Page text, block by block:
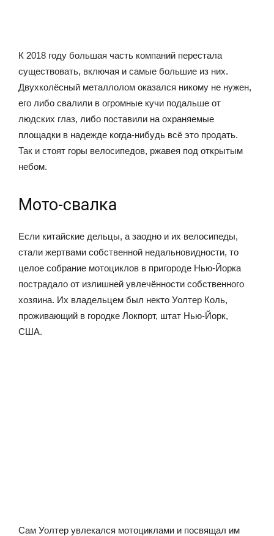
К 2018 году большая часть компаний перестала
существовать, включая и самые большие из них.
Двухколёсный металлолом оказался никому не нужен,
его либо свалили в огромные кучи подальше от
людских глаз, либо поставили на охраняемые
площадки в надежде когда-нибудь всё это продать.
Так и стоят горы велосипедов, ржавея под открытым
небом.
Мото-свалка
Если китайские дельцы, а заодно и их велосипеды,
стали жертвами собственной недальновидности, то
целое собрание мотоциклов в пригороде Нью-Йорка
пострадало от излишней увлечённости собственного
хозяина. Их владельцем был некто Уолтер Коль,
проживающий в городке Локпорт, штат Нью-Йорк,
США.
Сам Уолтер увлекался мотоциклами и посвящал им